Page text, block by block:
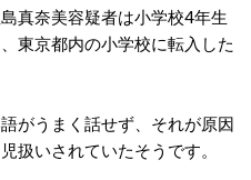
真奈美容疑者は小学校4年生
東京都内の小学校に転入した
がうまく話せず、それが原因
扱いされていたそうです。